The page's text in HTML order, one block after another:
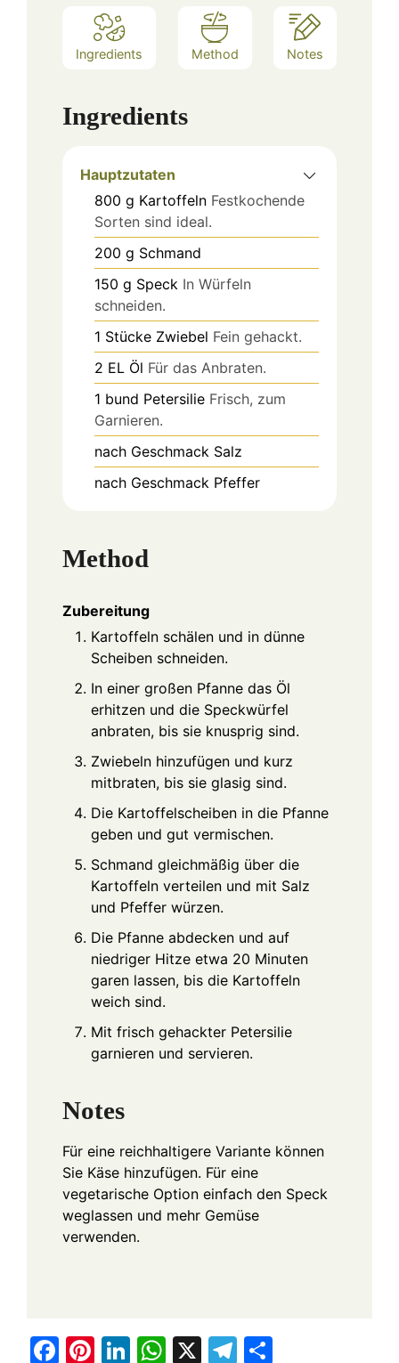
Ingredients Method Notes
Ingredients
Hauptzutaten
800 g Kartoffeln Festkochende
Sorten sind ideal.
200 g Schmand
150 g Speck In Würfeln
schneiden.
1 Stücke Zwiebel Fein gehackt.
2 EL Öl Für das Anbraten.
1 bund Petersilie Frisch, zum
Garnieren.
nach Geschmack Salz
nach Geschmack Pfeffer
Method
Zubereitung
Kartoffeln schälen und in dünne
Scheiben schneiden.
In einer großen Pfanne das Öl
erhitzen und die Speckwürfel
anbraten, bis sie knusprig sind.
Zwiebeln hinzufügen und kurz
mitbraten, bis sie glasig sind.
Die Kartoffelscheiben in die Pfanne
geben und gut vermischen.
Schmand gleichmäßig über die
Kartoffeln verteilen und mit Salz
und Pfeffer würzen.
Die Pfanne abdecken und auf
niedriger Hitze etwa 20 Minuten
garen lassen, bis die Kartoffeln
weich sind.
Mit frisch gehackter Petersilie
garnieren und servieren.
Notes
Für eine reichhaltigere Variante können
Sie Käse hinzufügen. Für eine
vegetarische Option einfach den Speck
weglassen und mehr Gemüse
verwenden.
F
Pi
Li
W
X
T